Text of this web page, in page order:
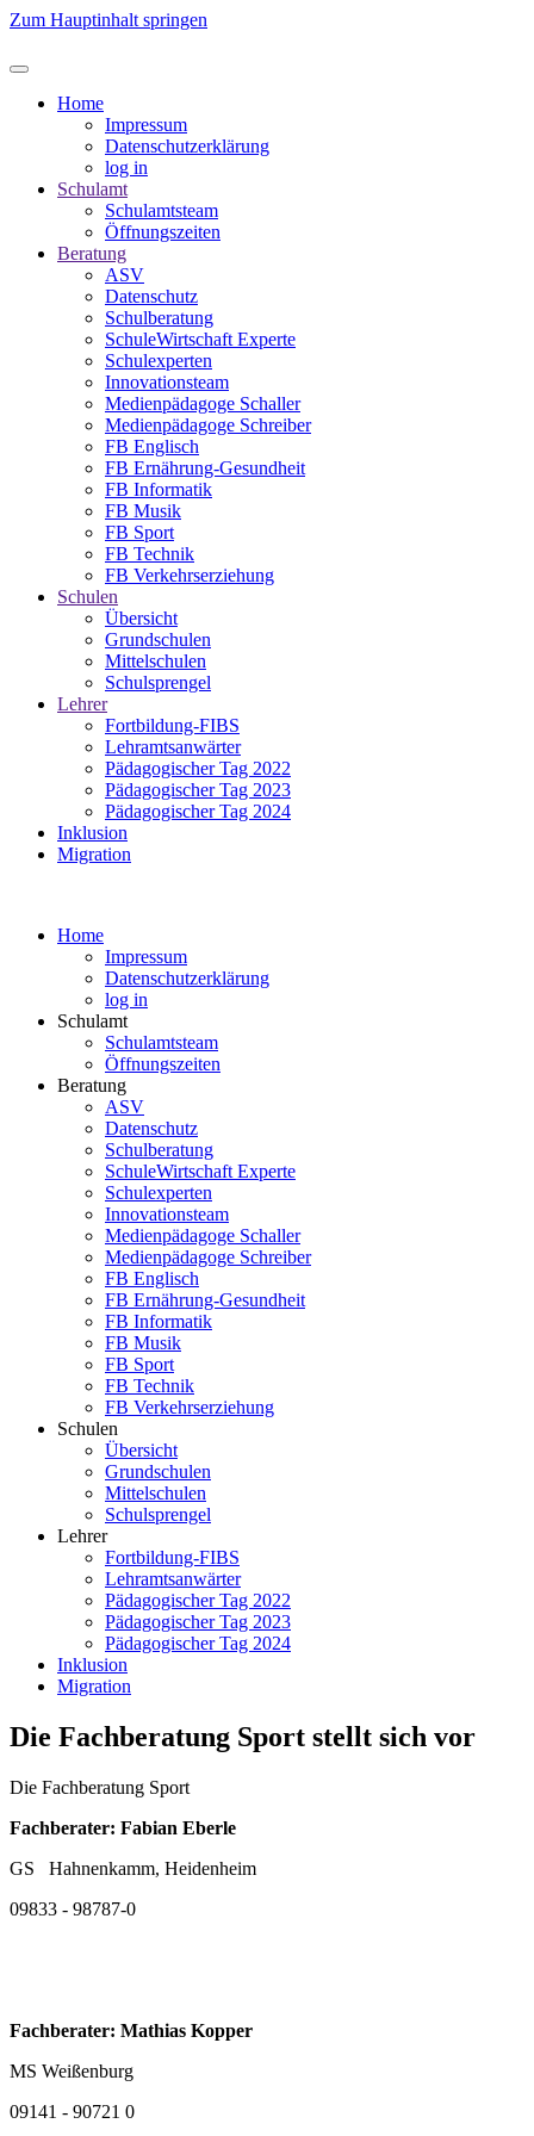
Zum Hauptinhalt springen
Home
Impressum
Datenschutzerklärung
log in
Schulamt
Schulamtsteam
Öffnungszeiten
Beratung
ASV
Datenschutz
Schulberatung
SchuleWirtschaft Experte
Schulexperten
Innovationsteam
Medienpädagoge Schaller
Medienpädagoge Schreiber
FB Englisch
FB Ernährung-Gesundheit
FB Informatik
FB Musik
FB Sport
FB Technik
FB Verkehrserziehung
Schulen
Übersicht
Grundschulen
Mittelschulen
Schulsprengel
Lehrer
Fortbildung-FIBS
Lehramtsanwärter
Pädagogischer Tag 2022
Pädagogischer Tag 2023
Pädagogischer Tag 2024
Inklusion
Migration
Home
Impressum
Datenschutzerklärung
log in
Schulamt
Schulamtsteam
Öffnungszeiten
Beratung
ASV
Datenschutz
Schulberatung
SchuleWirtschaft Experte
Schulexperten
Innovationsteam
Medienpädagoge Schaller
Medienpädagoge Schreiber
FB Englisch
FB Ernährung-Gesundheit
FB Informatik
FB Musik
FB Sport
FB Technik
FB Verkehrserziehung
Schulen
Übersicht
Grundschulen
Mittelschulen
Schulsprengel
Lehrer
Fortbildung-FIBS
Lehramtsanwärter
Pädagogischer Tag 2022
Pädagogischer Tag 2023
Pädagogischer Tag 2024
Inklusion
Migration
Die Fachberatung Sport stellt sich vor
Die Fachberatung Sport
Fachberater: Fabian Eberle
GS Hahnenkamm, Heidenheim
09833 - 98787-0
Fachberater: Mathias Kopper
MS Weißenburg
09141 - 90721 0